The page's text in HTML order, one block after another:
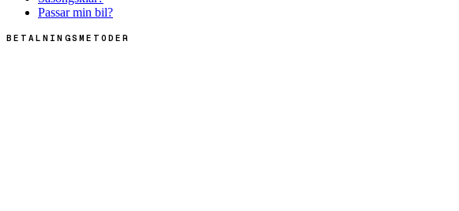
Passar min bil?
BETALNINGSMETODER